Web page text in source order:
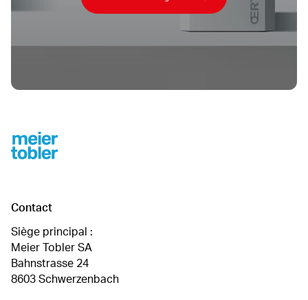
Footer
Contact
Siège principal :
Meier Tobler SA
Bahnstrasse 24
8603 Schwerzenbach